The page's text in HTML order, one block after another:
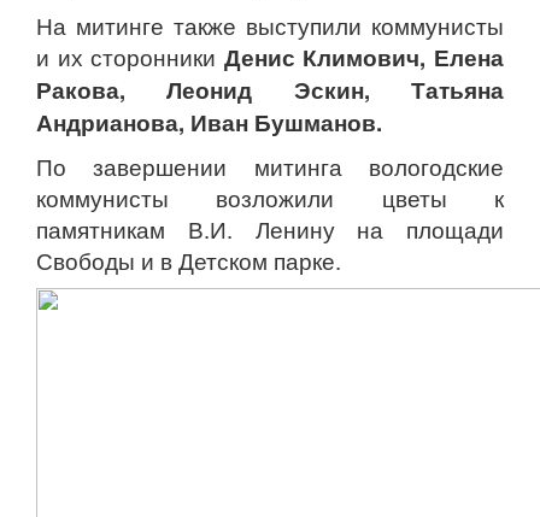
На митинге также выступили коммунисты
и их сторонники Денис Климович, Елена
Ракова, Леонид Эскин, Татьяна
Андрианова, Иван Бушманов.
По завершении митинга вологодские
коммунисты возложили цветы к
памятникам В.И. Ленину на площади
Свободы и в Детском парке.